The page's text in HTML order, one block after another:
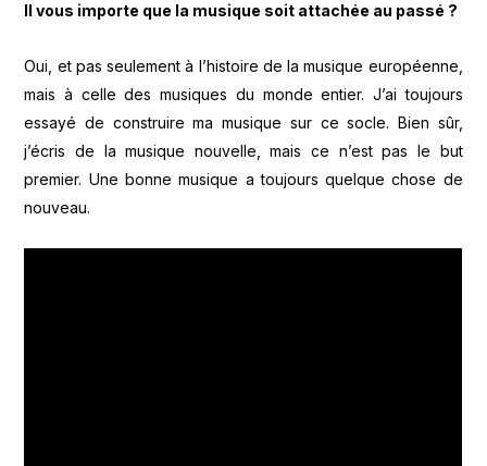
Il vous importe que la musique soit attachée au passé ?
Oui, et pas seulement à l’histoire de la musique européenne,
mais à celle des musiques du monde entier. J’ai toujours
essayé de construire ma musique sur ce socle. Bien sûr,
j’écris de la musique nouvelle, mais ce n’est pas le but
premier. Une bonne musique a toujours quelque chose de
nouveau.